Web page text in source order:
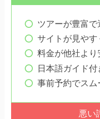
ツアーが豊富で
サイトが見やす
料金が他社より
日本語ガイド付
事前予約でスム
悪い